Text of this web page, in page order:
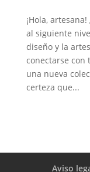
¡Hola,
al siguiente
diseño y la
conectarse con
una nueva
certeza que...
Aviso